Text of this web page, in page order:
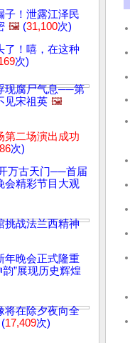
子！泄露江泽民
🖼️ (31,100次)
了！嘻，在这种
次)
现腐尸气息──第
见宋祖英 🖼️
第二场演出成功
次)
万古天门──首届
会精彩节目大观
挑战法兰西精神
年晚会正式隆重
”展现历史辉煌
将在除夕夜向全
(17,409次)